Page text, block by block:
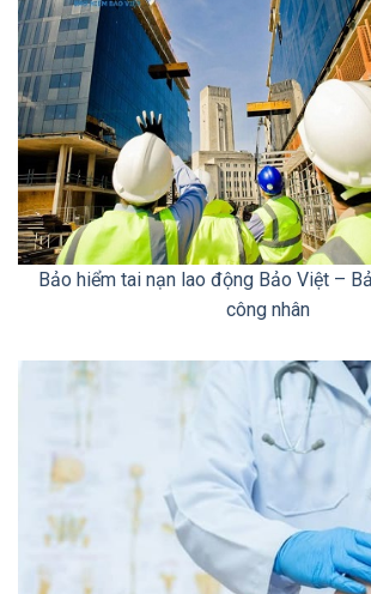
Bảo hiểm tai nạn lao động Bảo Việt –
công nhân